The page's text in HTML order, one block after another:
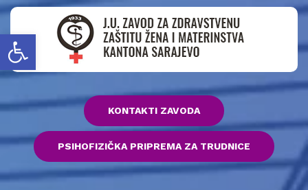
Open toolbar
KONTAKTI ZAVODA
PSIHOFIZIČKA PRIPREMA ZA TRUDNICE